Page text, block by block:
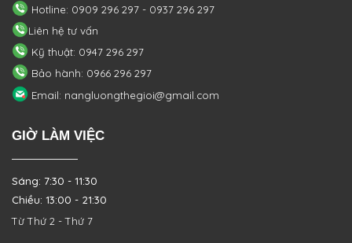
Hotline: 0909 296 297 - 0937 296 297
Liên hệ tư vấn
Kỹ thuật: 0947 296 297
Bảo hành: 0966 296 297
Email: nangluongthegioi@gmail.com
GIỜ LÀM VIỆC
Sáng: 7:30 - 11:30
Chiều: 13:00 - 21:30
Từ Thứ 2 - Thứ 7